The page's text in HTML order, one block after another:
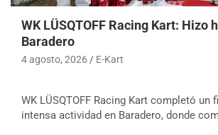
WK LÜSQTOFF Racing Kart: Hizo
Baradero
4 agosto, 2026 E-Kart
WK LÜSQTOFF Racing Kart completó un
intensa actividad en Baradero, donde